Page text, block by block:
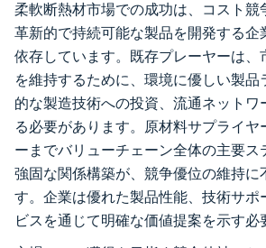
柔軟断熱材市場での成功は、コスト競
革新的で持続可能な製品を開発する企
依存しています。既存プレーヤーは、
を維持するために、環境に優しい製品
的な製造技術への投資、流通ネットワ
る必要があります。原材料サプライ
ーまでバリューチェーン全体の主要ス
強固な関係構築が、競争優位の維持に
す。企業は優れた製品性能、技術サポ
ビスを通じて明確な価値提案を示す必